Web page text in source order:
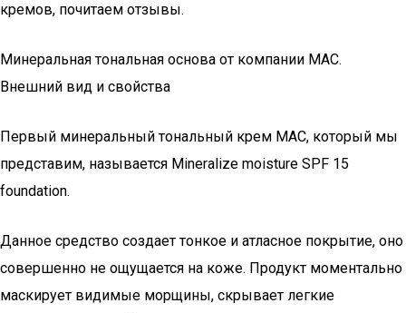
кремов, почитаем отзывы.
Минеральная тональная основа от компании MAC.
Внешний вид и свойства
Первый минеральный тональный крем MAC, который мы
представим, называется Mineralize moisture SPF 15
foundation.
Данное средство создает тонкое и атласное покрытие, оно
совершенно не ощущается на коже. Продукт моментально
маскирует видимые морщины, скрывает легкие